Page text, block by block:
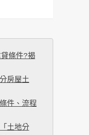
條件?揭
房屋土
件、流程
土地分